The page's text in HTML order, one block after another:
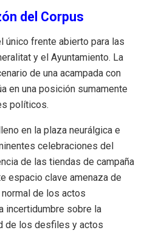
del Corpus
único frente abierto para las
y el Ayuntamiento. La
de una acampada con
en una posición sumamente
políticos.
en la plaza neurálgica e
celebraciones del
de las tiendas de campaña
espacio clave amenaza de
de los actos
incertidumbre sobre la
de los desfiles y actos